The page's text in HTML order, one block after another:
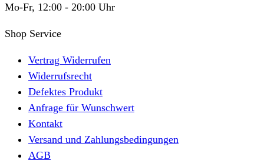
Mo-Fr, 12:00 - 20:00 Uhr
Shop Service
Vertrag Widerrufen
Widerrufsrecht
Defektes Produkt
Anfrage für Wunschwert
Kontakt
Versand und Zahlungsbedingungen
AGB